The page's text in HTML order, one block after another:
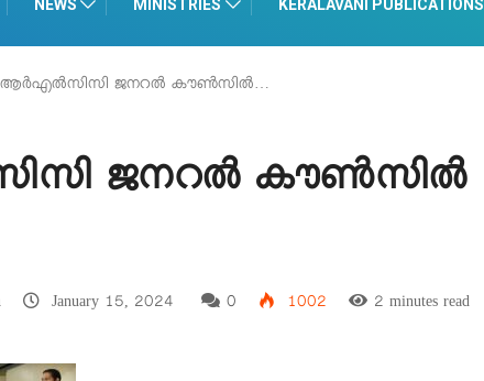
NEWS MINISTRIES KERALAVANI PUBLICATIONS
ജനറല്‍ കൗണ്‍സില്‍…
ജനറല്‍ കൗണ്‍സില്‍
January 15, 2024 0 1002 2 minutes read